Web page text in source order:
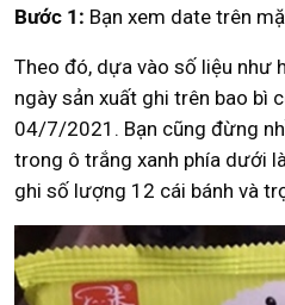
Bước 1: Bạn xem date trên
Theo đó, dựa vào số liệu như
ngày sản xuất ghi trên bao bì
04/7/2021. Bạn cũng đừng
trong ô trắng xanh phía dưới
ghi số lượng 12 cái bánh và